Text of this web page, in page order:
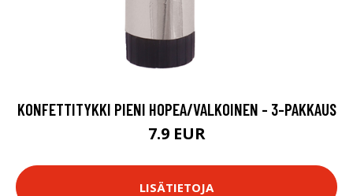
KONFETTITYKKI PIENI HOPEA/VALKOINEN - 3-PAKKAUS
7.9 EUR
LISÄTIETOJA